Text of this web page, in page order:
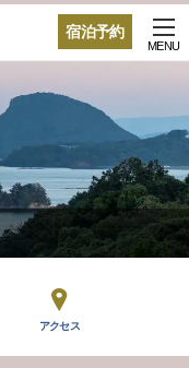
宿泊予約
MENU
アクセス